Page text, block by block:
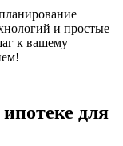
и простые
к вашему
для